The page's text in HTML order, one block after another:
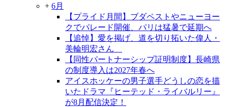
+ 6月
【プライド月間】ブダペストやニューヨー
クでパレード開催、パリは猛暑で延期へ
【追悼】愛を掲げ、道を切り拓いた偉人・
美輪明宏さん
【同性パートナーシップ証明制度】長崎県
の制度導入は2027年春へ
アイスホッケーの男子選手どうしの恋を描
いたドラマ『ヒーテッド・ライバルリー』
が8月配信決定！